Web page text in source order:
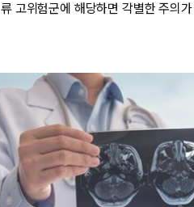
류 고위험군에 해당하면 각별한 주의